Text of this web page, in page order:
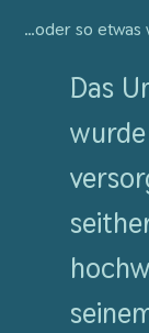
…oder so etwas
Das